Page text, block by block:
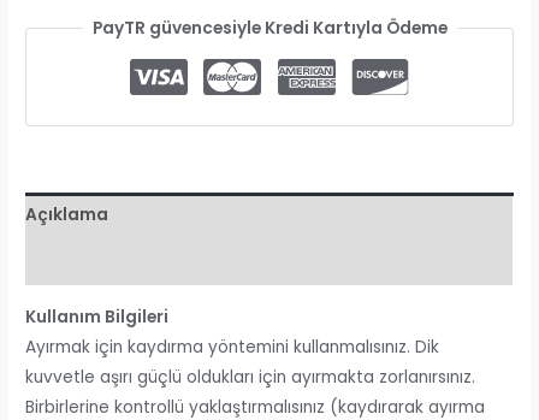
PayTR güvencesiyle Kredi Kartıyla Ödeme
Açıklama
Kullanım Bilgileri
Ayırmak için kaydırma yöntemini kullanmalısınız. Dik
kuvvetle aşırı güçlü oldukları için ayırmakta zorlanırsınız.
Birbirlerine kontrollü yaklaştırmalısınız (kaydırarak ayırma